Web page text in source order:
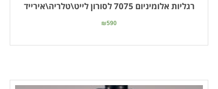
רגליות אלומיניום 7075 לסורון לייט\טלריה\אירייד
₪590